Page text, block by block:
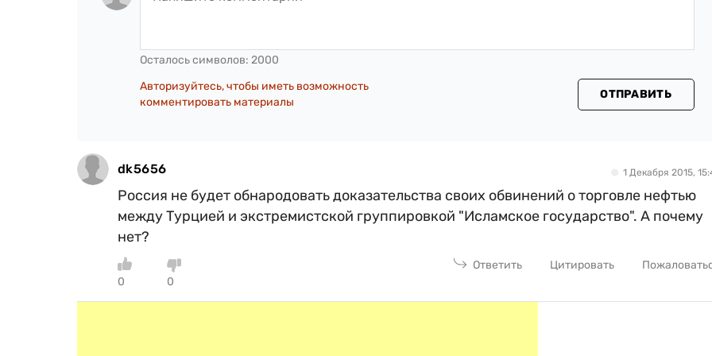
Осталось символов: 2000
Авторизуйтесь, чтобы иметь возможность
комментировать материалы
ОТПРАВИТЬ
dk5656 1 Декабря 2015,
Россия не будет обнародовать доказательства своих обвинений о торговле нефтью
между Турцией и экстремистской группировкой "Исламское государство". А почему
нет?
0 0
Ответить Цитировать